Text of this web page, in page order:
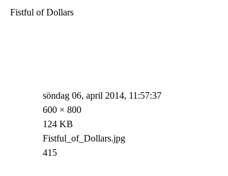
Fistful of Dollars
söndag 06, april 2014, 11:57:37
600 × 800
124 KB
Fistful_of_Dollars.jpg
415